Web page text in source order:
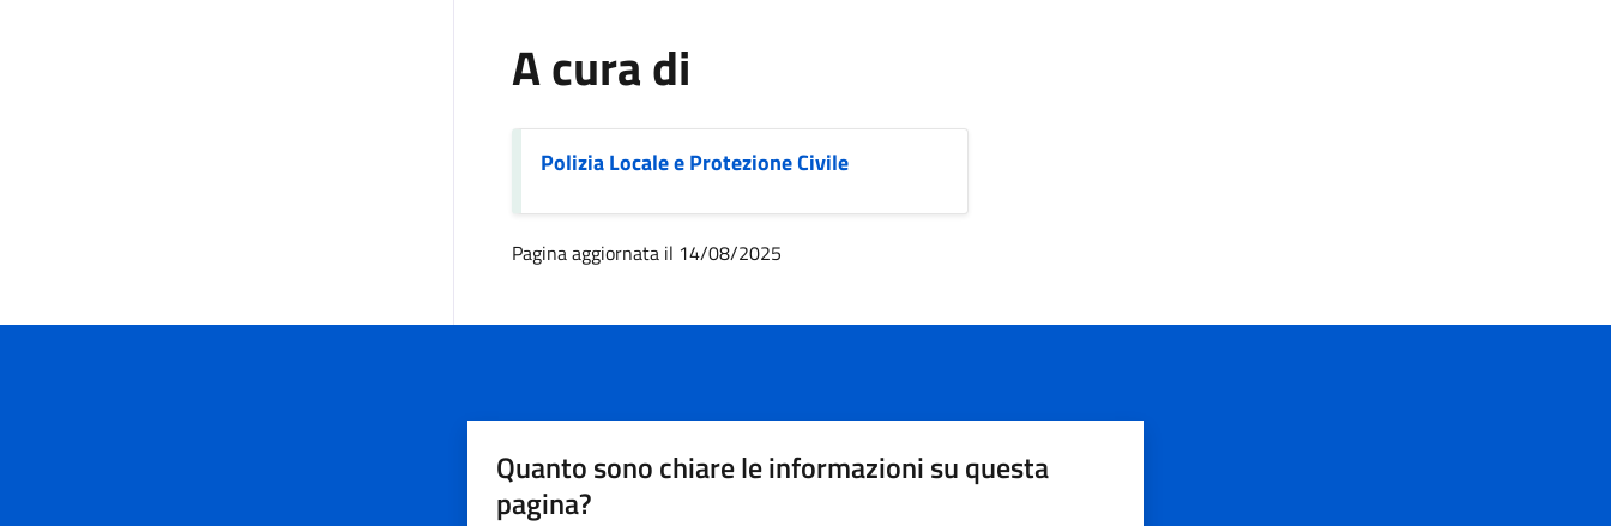
A cura di
Polizia Locale e Protezione Civile
Pagina aggiornata il 14/08/2025
Quanto sono chiare le informazioni su questa
pagina?